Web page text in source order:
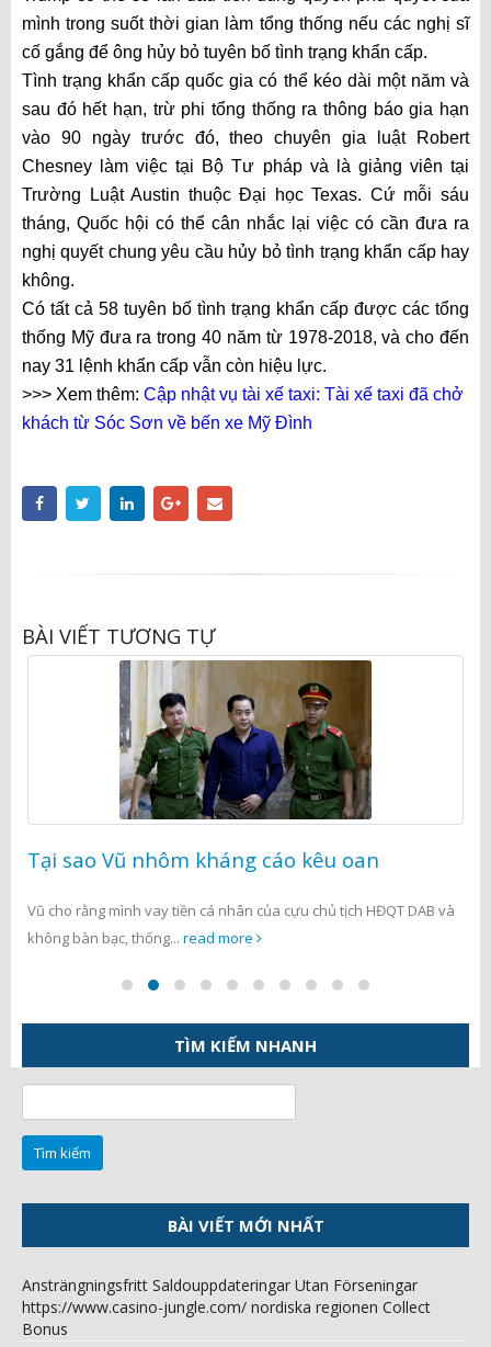
mình trong suốt thời gian làm tổng thống nếu các nghị sĩ
cố gắng để ông hủy bỏ tuyên bố tình trạng khẩn cấp.
Tình trạng khẩn cấp quốc gia có thể kéo dài một năm và
sau đó hết hạn, trừ phi tổng thống ra thông báo gia hạn
vào 90 ngày trước đó, theo chuyên gia luật Robert
Chesney làm việc tại Bộ Tư pháp và là giảng viên tại
Trường Luật Austin thuộc Đại học Texas. Cứ mỗi sáu
tháng, Quốc hội có thể cân nhắc lại việc có cần đưa ra
nghị quyết chung yêu cầu hủy bỏ tình trạng khẩn cấp hay
không.
Có tất cả 58 tuyên bố tình trạng khẩn cấp được các tổng
thống Mỹ đưa ra trong 40 năm từ 1978-2018, và cho đến
nay 31 lệnh khẩn cấp vẫn còn hiệu lực.
>>> Xem thêm: Cập nhật vụ tài xế taxi: Tài xế taxi đã chở
khách từ Sóc Sơn về bến xe Mỹ Đình
BÀI VIẾT TƯƠNG TỰ
Tại sao Vũ nhôm kháng cáo kêu oan
Vũ cho rằng mình vay tiền cá nhân của cựu chủ tịch HĐQT DAB và
không bàn bạc, thống... read more
TÌM KIẾM NHANH
kiếm
cho:
BÀI VIẾT MỚI NHẤT
Ansträngningsfritt Saldouppdateringar Utan Förseningar
https://www.casino-jungle.com/ nordiska regionen Collect
Bonus